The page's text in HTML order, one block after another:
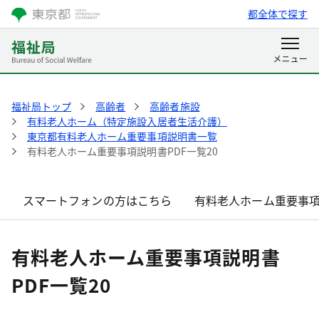
都全体で探す
福祉局トップ 高齢者
高齢者施設
有料老人ホーム（特定施設入居者生活介護）
東京都有料老人ホーム重要事項説明書一覧
有料老人ホーム重要事項説明書PDF一覧20
スマートフォンの方はこちら 有料老人ホーム重要事
有料老人ホーム重要事項説明書
PDF一覧20